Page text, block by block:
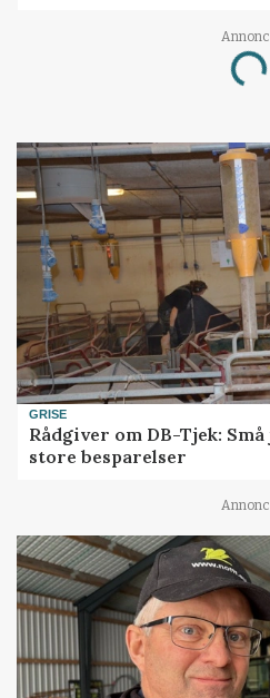
GRISE
Rådgiver om DB-Tjek:
store besparelser